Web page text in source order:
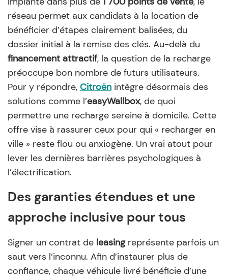
réseau permet aux candidats à la location de
bénéficier d’étapes clairement balisées, du
dossier initial à la remise des clés. Au-delà du
financement attractif, la question de la recharge
préoccupe bon nombre de futurs utilisateurs.
Pour y répondre, Citroën intègre désormais des
solutions comme l’easyWallbox, de quoi
permettre une recharge sereine à domicile. Cette
offre vise à rassurer ceux pour qui « recharger en
ville » reste flou ou anxiogène. Un vrai atout pour
lever les dernières barrières psychologiques à
l’électrification.
Des garanties étendues et une
approche inclusive pour tous
Signer un contrat de leasingreprésente parfois un
saut vers l’inconnu. Afin d’instaurer plus de
confiance, chaque véhicule livré bénéficie d’une